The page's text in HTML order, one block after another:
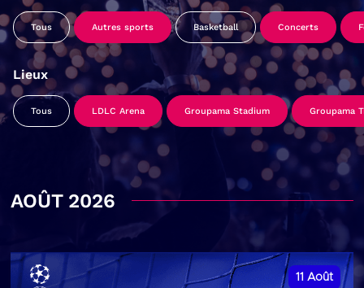
Tous Autres sports Basketball Concerts
Lieux
Tous LDLC Arena Groupama Stadium Groupama
AOÛT 2026
11 Août